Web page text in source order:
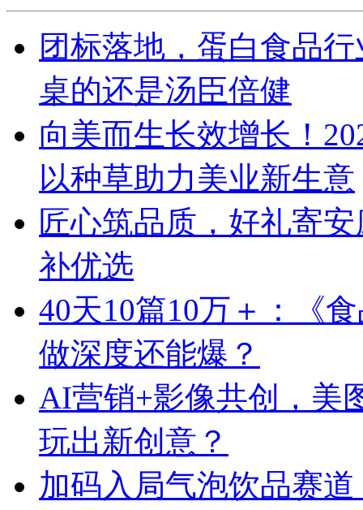
团标落地，蛋白食品
桌的还是汤臣倍健
向美而生长效增长！
以种草助力美业新生意
匠心筑品质，好礼寄
补优选
40天10篇10万＋：《
做深度还能爆？
AI营销+影像共创，美
玩出新创意？
加码入局气泡饮品赛